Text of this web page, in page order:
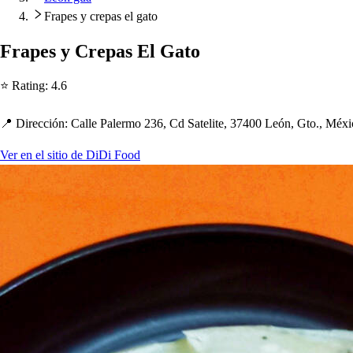
Frapes y crepas el gato
Frapes y Crepas El Gato
⭐ Rating: 4.6
📍 Dirección: Calle Palermo 236, Cd Satelite, 37400 León, Gto.,
Ver en el sitio de DiDi Food